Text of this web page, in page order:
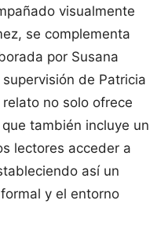
visualmente
se complementa
por Susana
de Patricia
no solo ofrece
también incluye un
lectores acceder a
así un
y el entorno